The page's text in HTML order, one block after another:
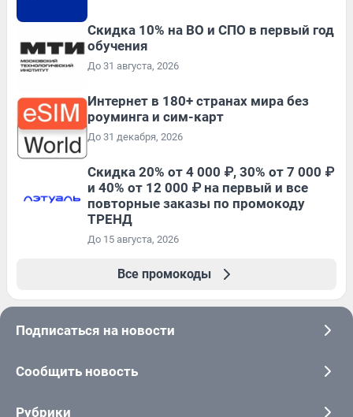
Скидка 10% на ВО и СПО в первый год
обучения
До 31 августа, 2026
Интернет в 180+ странах мира без
роуминга и сим-карт
До 31 декабря, 2026
Скидка 20% от 4 000 ₽, 30% от 7 000 ₽
и 40% от 12 000 ₽ на первый и все
повторные заказы по промокоду
ТРЕНД
До 15 августа, 2026
Все промокоды
Подписаться на новости
Сообщить новость
Рубрики